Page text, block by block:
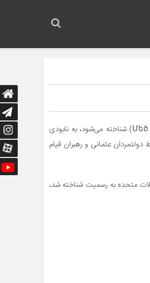
نسل کشی ارامنه که گاهی با نام‌های دیگری چون هولوکاست ارامنه (پاکسازی نژادی)، کشتار ارامنهو نیز توسط خود ارمنی‌ها با عنوان جنایت بزرگ (به ارمنی:Մեծ Եղեռն) شناخته می‌شود، به نابودی
سرزمین‌های تحت کنترل امپراتوری عثمانی در دوران جنگ جهانی اول (۱۹۱۵ تا ۱۹۱۷ میلادی) توسط دولتمردان عثمانی و رهبران قیام
متحده به رسمیت شناخته شد،